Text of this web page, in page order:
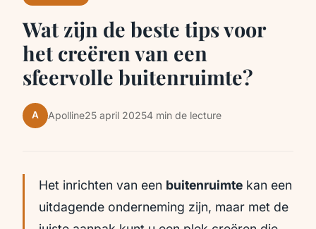
Wat zijn de beste tips voor
het creëren van een
sfeervolle buitenruimte?
A Apolline25 april 20254 min de lecture
Het inrichten van een buitenruimte kan een
uitdagende onderneming zijn, maar met de